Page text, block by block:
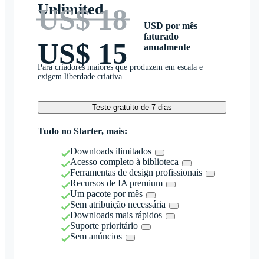
Unlimited
US$ 18
US$ 15
USD por mês
faturado
anualmente
Para criadores maiores que produzem em escala e
exigem liberdade criativa
Teste gratuito de 7 dias
Tudo no Starter, mais:
Downloads ilimitados
Acesso completo à biblioteca
Ferramentas de design profissionais
Recursos de IA premium
Um pacote por mês
Sem atribuição necessária
Downloads mais rápidos
Suporte prioritário
Sem anúncios